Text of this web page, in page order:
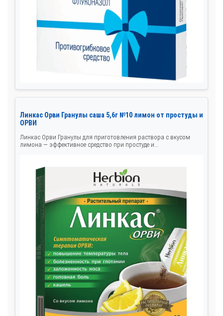
Линкас Орви Гранулы саша 5,6г №10 лимон от простуды и
ОРВИ
Линкас Орви Гранулы для приготовления раствора с вкусом
лимона — эффективное средство при простуде и...